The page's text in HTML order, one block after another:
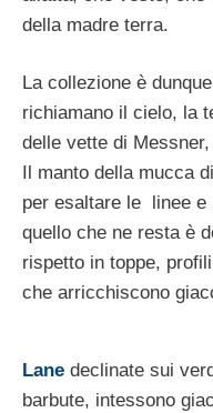
della madre terra.
La collezione è
richiamano il cielo, la
delle vette di
Il manto della mucca
per esaltare le linee e
quello che ne resta è
rispetto in toppe,
che arricchiscono
Lane declinate sui
barbute, intessono